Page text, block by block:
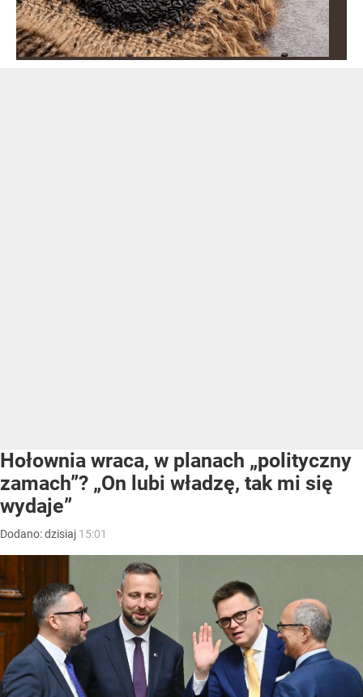
Hołownia wraca, w planach „polityczny
zamach”? „On lubi władzę, tak mi się
wydaje”
Dodano:dzisiaj 15:01